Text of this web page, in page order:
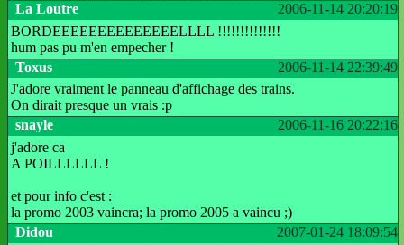
2006-11-14 20:20:19
La Loutre
BORDEEEEEEEEEEEEEELLLL !!!!!!!!!!!!!!
hum pas pu m'en empecher !
2006-11-14 22:39:49
Toxus
J'adore vraiment le panneau d'affichage des trains.
On dirait presque un vrais :p
2006-11-16 20:22:16
snayle
j'adore ca
A POILLLLLL !
et pour info c'est :
la promo 2003 vaincra; la promo 2005 a vaincu ;)
2007-01-24 18:09:54
Didou